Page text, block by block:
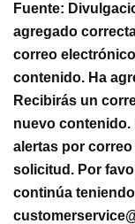
Fuente:
agregado
correo
contenido. Ha
Recibirás un
nuevo contenido.
alertas por
solicitud. Por
continúa